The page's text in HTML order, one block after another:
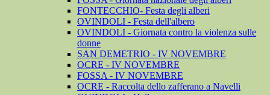
FONTECCHIO- Festa degli alberi
OVINDOLI - Festa dell'albero
OVINDOLI - Giornata contro la violenza sulle
donne
SAN DEMETRIO - IV NOVEMBRE
OCRE - IV NOVEMBRE
FOSSA - IV NOVEMBRE
OCRE - Raccolta dello zafferano a Navelli